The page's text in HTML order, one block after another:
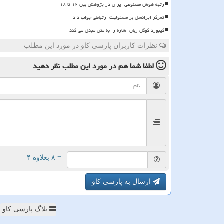
رتبه هوش مصنوعی ایران در پژوهش بین ۱۲ تا ۱۸
تمرکز ایرانسل بر مسئولیت ارتباطی جواب داد
کیبورد گوگل زبان اشاره را به متن مبدل می کند
نظرات کاربران پارسی کاو در مورد این مطلب
لطفا شما همدر مورد این مطلبنظر دهید
= ۸ بعلاوه ۴
ارسال به پارسی کاو
بلاگ پارسی کاو